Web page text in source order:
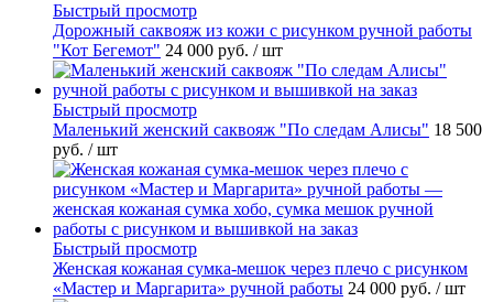
Быстрый просмотр
Дорожный саквояж из кожи с рисунком ручной работы
"Кот Бегемот" 24 000 руб. / шт
Быстрый просмотр
Маленький женский саквояж "По следам Алисы" 18 500
руб. / шт
Быстрый просмотр
Женская кожаная сумка-мешок через плечо с рисунком
«Мастер и Маргарита» ручной работы 24 000 руб. / шт